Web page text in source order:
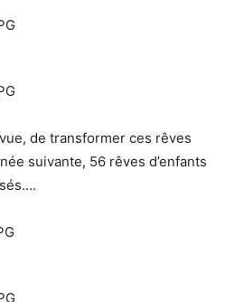
de transformer ces rêves
suivante, 56 rêves d’enfants